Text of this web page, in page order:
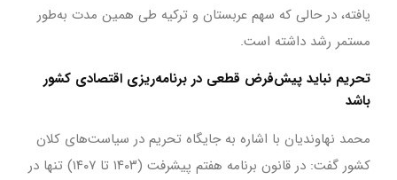
یافته، در حالی که سهم عربستان و ترکیه طی همین مدت به‌طور
مستمر رشد داشته است.
تحریم نباید پیش‌فرض قطعی در برنامه‌ریزی اقتصادی کشور
باشد
محمد نهاوندیان با اشاره به جایگاه تحریم در سیاست‌های کلان
کشور گفت: در قانون برنامه هفتم پیشرفت (۱۴۰۳ تا ۱۴۰۷) تنها در